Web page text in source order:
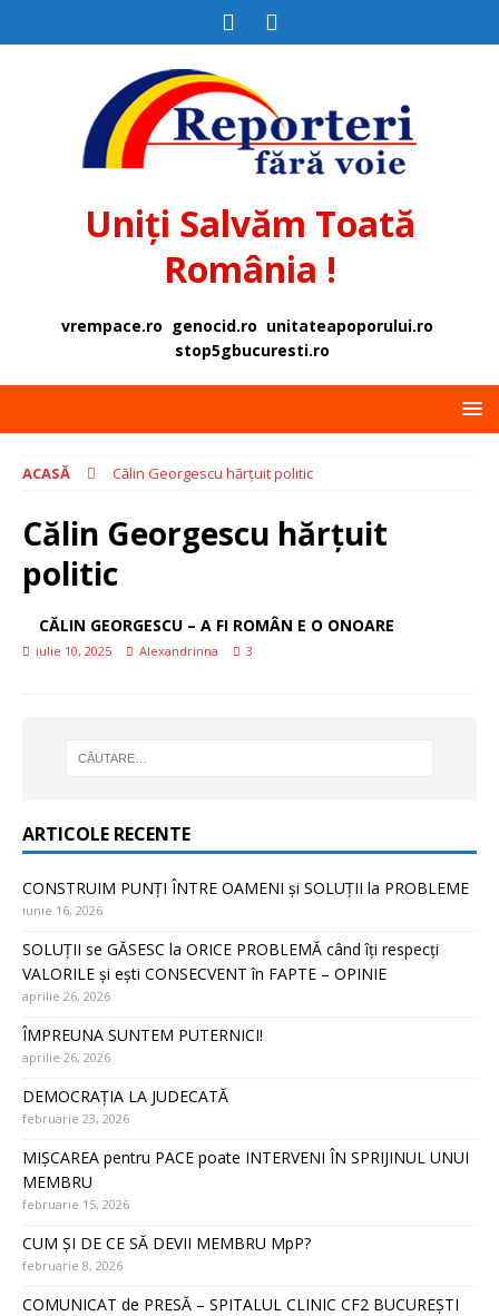
Uniți Salvăm Toată
România !
vrempace.ro genocid.ro unitateapoporului.ro
stop5gbucuresti.ro
ACASĂ Călin Georgescu hărțuit politic
Călin Georgescu hărțuit
politic
CĂLIN GEORGESCU – A FI ROMÂN E O ONOARE
iulie 10, 2025 Alexandrinna 3
ARTICOLE RECENTE
CONSTRUIM PUNȚI ÎNTRE OAMENI și SOLUȚII la PROBLEME
iunie 16, 2026
SOLUȚII se GĂSESC la ORICE PROBLEMĂ când îți respecți
VALORILE și ești CONSECVENT în FAPTE – OPINIE
aprilie 26, 2026
ÎMPREUNA SUNTEM PUTERNICI!
aprilie 26, 2026
DEMOCRAȚIA LA JUDECATĂ
februarie 23, 2026
MIȘCAREA pentru PACE poate INTERVENI ÎN SPRIJINUL UNUI
MEMBRU
februarie 15, 2026
CUM ȘI DE CE SĂ DEVII MEMBRU MpP?
februarie 8, 2026
COMUNICAT de PRESĂ – SPITALUL CLINIC CF2 BUCUREȘTI